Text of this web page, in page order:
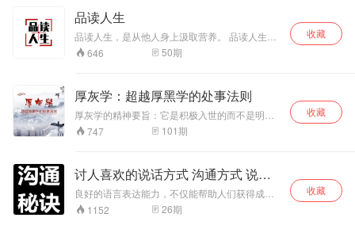
一体的传统评书艺
术形式，为您亲情
讲述。 那么金明又
和五家身圣有何渊
… …
人家，分为上下两
个生产队，西边
的，是下生产队，
队”，下队的居民，
大多是蒙古族，姓
包的最多，是大
户。而我们家住在
上都有一些能数得
上来的亲戚关系...
不为” 的深意，体
会 “非淡泊无以明
志” 的境界，感受
智慧，认识 “道是
三观” 的内涵，品
等积累福德。婚姻重建需侧重沟通技巧与信任基础修复，择偶
建议选择五行水旺配偶以调和命局。案例改善效果反馈显示，
系统性执行上述运势提升具体措施后，财务状况及生活品质均
有显著改善。
品读人生
品读人生，是从他人身上汲取营养。 品读人生，
是从失败中获取教训。 品读人生，是在成功中学
会珍惜。 人生如一本厚厚的大书，等待着人们亲
646 50期
收藏
厚灰学：超越厚黑学的处事法则
厚灰学的精神要旨：它是积极入世的而不是明哲
保身的。它是具有理性与人性色彩的而不是阴暗
的险恶的；它是长期有效的而不是暂时功利的；
多事例证实可行的而不是随便忽悠人的。具有大
胆而不蛮干的“厚”之精神，再把“灰度”掌握好了，
利用一些为人处世的技巧，那么，你一定可以左
右逢源。
747 101期
收藏
讨人喜欢的说话方式 沟通方式 说话
技巧
良好的语言表达能力，不仅能帮助人们获得成
功，还能给人带来幸福。会讲话的人，不只是在
职场如鱼得水，在日常的家庭生活中也能获得更
1152 26期
收藏